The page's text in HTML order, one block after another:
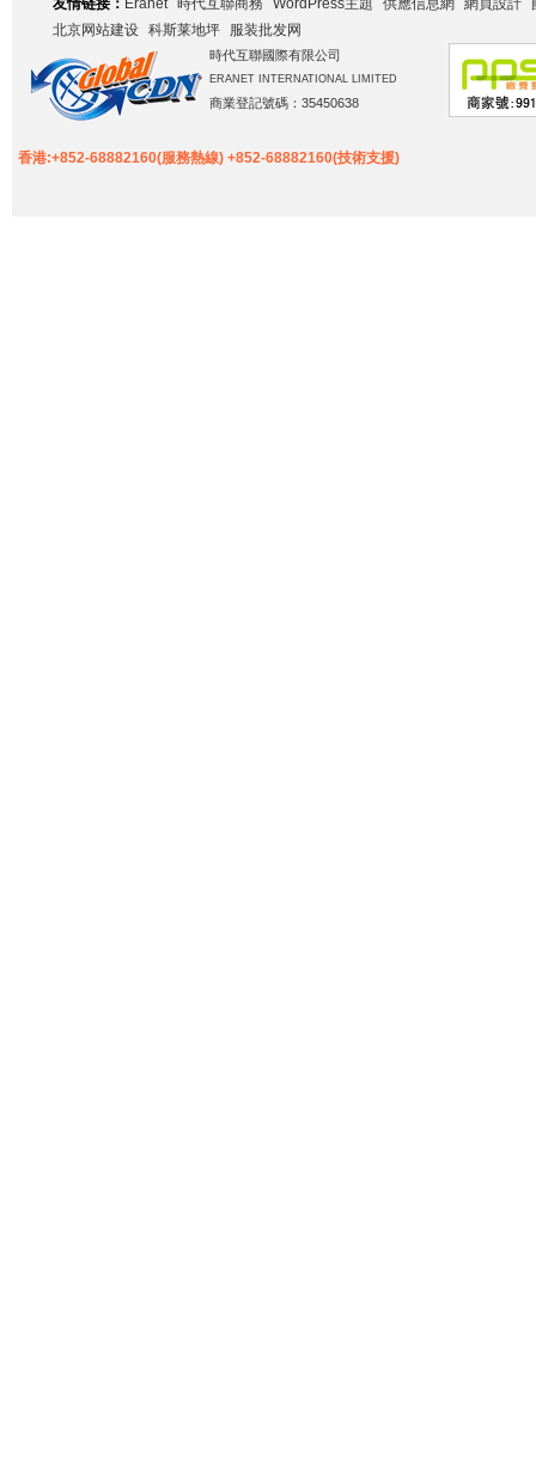
友情链接： Eranet 時代互聯商務 WordPress主題 供應信息網 網頁設計
北京网站建设
科斯莱地坪 服装批发网
時代互聯國際有限公司
ERANET INTERNATIONAL LIMITED
商業登記號碼：35450638
香港:+852-68882160(服務熱線) +852-68882160(技術支援)